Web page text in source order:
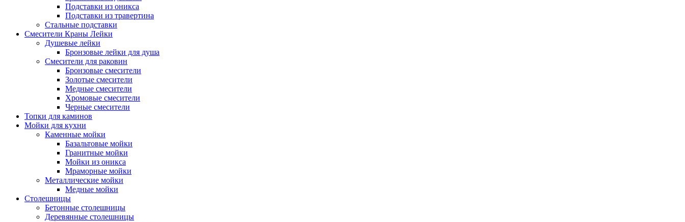
Подставки из оникса
Подставки из травертина
Стальные подставки
Смесители Краны Лейки
Душевые лейки
Бронзовые лейки для душа
Смесители для раковин
Бронзовые смесители
Золотые смесители
Медные смесители
Хромовые смесители
Черные смесители
Топки для каминов
Мойки для кухни
Каменные мойки
Базальтовые мойки
Гранитные мойки
Мойки из оникса
Мраморные мойки
Металлические мойки
Медные мойки
Столешницы
Бетонные столешницы
Деревянные столешницы